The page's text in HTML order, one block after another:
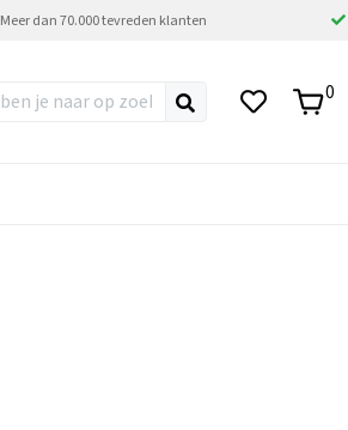
Meer dan 70.000 tevreden klanten
0